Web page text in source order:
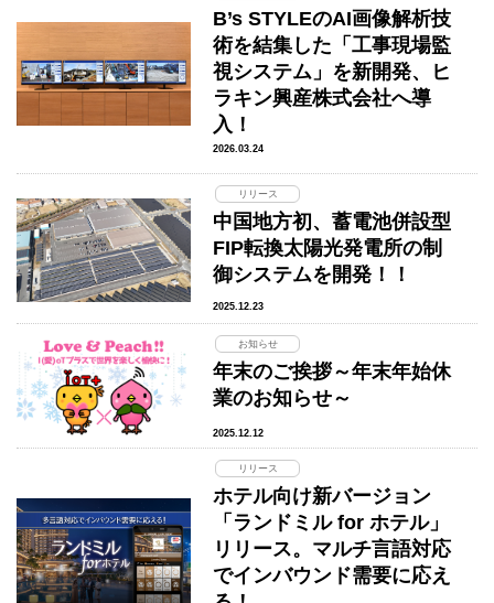
B’s STYLEのAI画像解析技
術を結集した「工事現場監
視システム」を新開発、ヒ
ラキン興産株式会社へ導
入！
2026.03.24
リリース
中国地方初、蓄電池併設型
FIP転換太陽光発電所の制
御システムを開発！！
2025.12.23
お知らせ
年末のご挨拶～年末年始休
業のお知らせ～
2025.12.12
リリース
ホテル向け新バージョン
「ランドミル for ホテル」
リリース。マルチ言語対応
でインバウンド需要に応え